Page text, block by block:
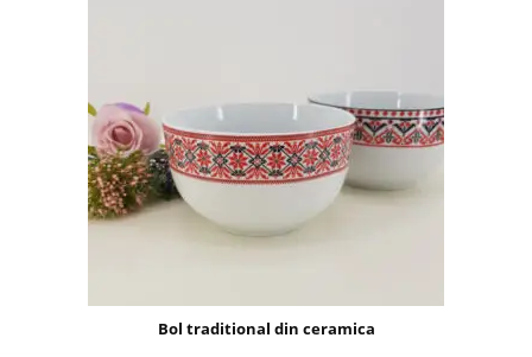
Bol traditional din ceramica